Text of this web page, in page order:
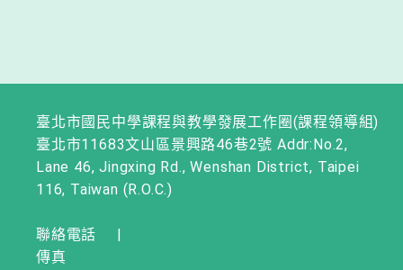
臺北市國民中學課程與教學發展工作圈(課程領導組)
臺北市11683文山區景興路46巷2號 Addr:No.2,
Lane 46, Jingxing Rd., Wenshan District, Taipei
116, Taiwan (R.O.C.)
聯絡電話
|
傳真